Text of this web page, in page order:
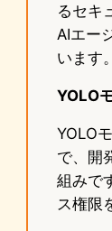
るセキ
AIエー
います。
YOLO
YOLO
で、開
組みで
ス権限